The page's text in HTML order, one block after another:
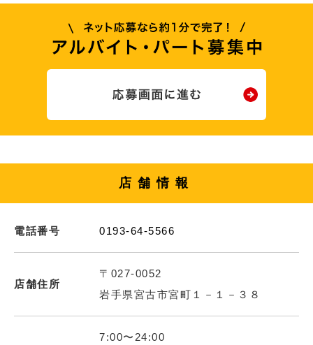
店舗情報
電話番号 0193-64-5566
店舗住所
〒027-0052
岩手県宮古市宮町１－１－３８
7:00〜24:00